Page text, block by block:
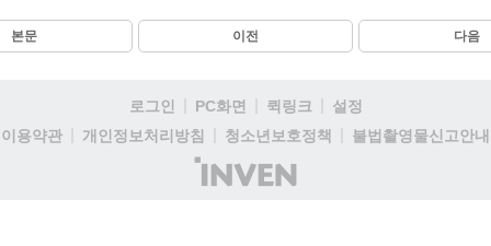
본문 이전 다음
로그인 PC화면 퀵링크
설정
이용약관
개인정보처리방침 청소년보호정책
불법촬영물신고안내
(주)
인